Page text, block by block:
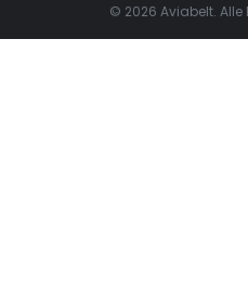
© 2026 Aviabelt.